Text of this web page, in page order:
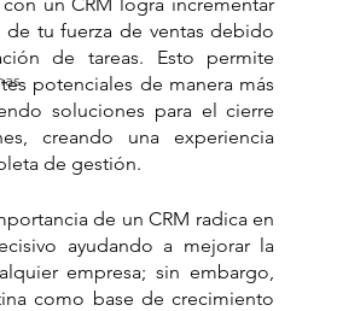
tu fuerza de ventas debido
de tareas. Esto permite
potenciales de manera más
soluciones para el cierre
creando una experiencia
de gestión.
de un CRM radica en
ayudando a mejorar la
empresa; sin embargo,
como base de crecimiento